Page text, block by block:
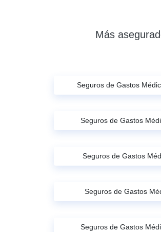
Más
Seguros de Gastos
Seguros de Gastos
Seguros de Gastos
Seguros de Gastos
Seguros de Gastos